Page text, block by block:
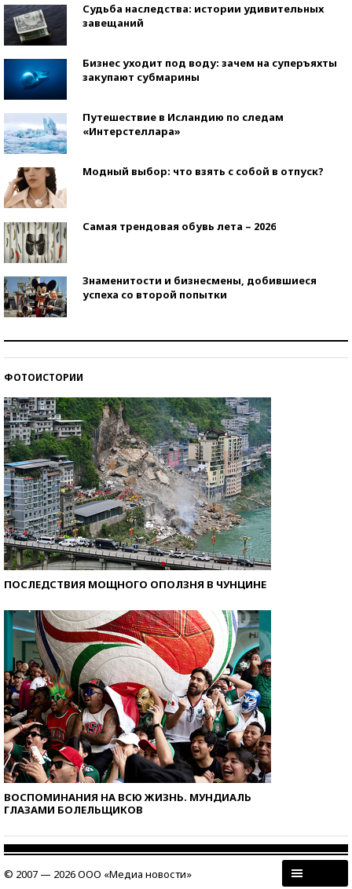
Судьба наследства: истории удивительных
завещаний
Бизнес уходит под воду: зачем на суперъяхты
закупают субмарины
Путешествие в Исландию по следам
«Интерстеллара»
Модный выбор: что взять с собой в отпуск?
Самая трендовая обувь лета – 2026
Знаменитости и бизнесмены, добившиеся
успеха со второй попытки
ФОТОИСТОРИИ
ПОСЛЕДСТВИЯ МОЩНОГО ОПОЛЗНЯ В ЧУНЦИНЕ
ВОСПОМИНАНИЯ НА ВСЮ ЖИЗНЬ. МУНДИАЛЬ
ГЛАЗАМИ БОЛЕЛЬЩИКОВ
© 2007 — 2026 ООО «Медиа новости»